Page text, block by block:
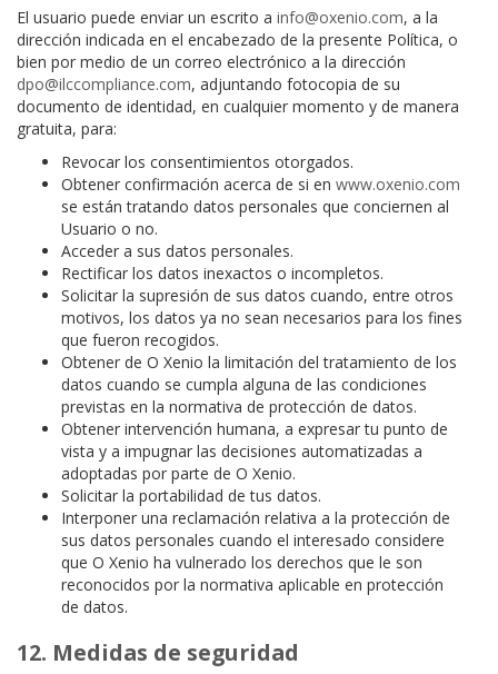
El usuario puede enviar un escrito a info@oxenio.com, a la
dirección indicada en el encabezado de la presente Política, o
bien por medio de un correo electrónico a la dirección
dpo@ilccompliance.com, adjuntando fotocopia de su
documento de identidad, en cualquier momento y de manera
gratuita, para:
Revocar los consentimientos otorgados.
Obtener confirmación acerca de si en www.oxenio.com
se están tratando datos personales que conciernen al
Usuario o no.
Acceder a sus datos personales.
Rectificar los datos inexactos o incompletos.
Solicitar la supresión de sus datos cuando, entre otros
motivos, los datos ya no sean necesarios para los fines
que fueron recogidos.
Obtener de O Xenio la limitación del tratamiento de los
datos cuando se cumpla alguna de las condiciones
previstas en la normativa de protección de datos.
Obtener intervención humana, a expresar tu punto de
vista y a impugnar las decisiones automatizadas a
adoptadas por parte de O Xenio.
Solicitar la portabilidad de tus datos.
Interponer una reclamación relativa a la protección de
sus datos personales cuando el interesado considere
que O Xenio ha vulnerado los derechos que le son
reconocidos por la normativa aplicable en protección
de datos.
12. Medidas de seguridad